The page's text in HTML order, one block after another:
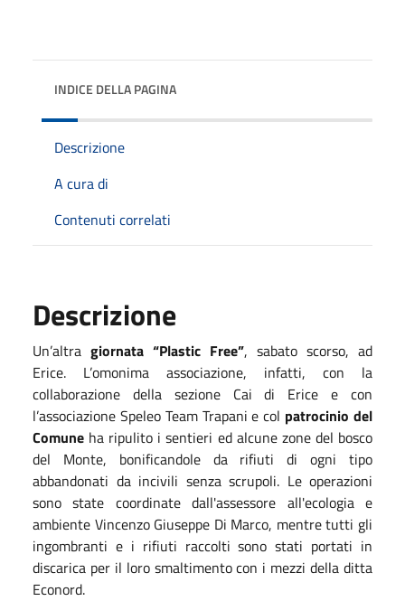
INDICE DELLA PAGINA
Descrizione
A cura di
Contenuti correlati
Descrizione
Un’altra giornata “Plastic Free”, sabato scorso, ad
Erice. L’omonima associazione, infatti, con la
collaborazione della sezione Cai di Erice e con
l’associazione Speleo Team Trapani e col patrocinio del
Comune ha ripulito i sentieri ed alcune zone del bosco
del Monte, bonificandole da rifiuti di ogni tipo
abbandonati da incivili senza scrupoli. Le operazioni
sono state coordinate dall'assessore all'ecologia e
ambiente Vincenzo Giuseppe Di Marco, mentre tutti gli
ingombranti e i rifiuti raccolti sono stati portati in
discarica per il loro smaltimento con i mezzi della ditta
Econord.